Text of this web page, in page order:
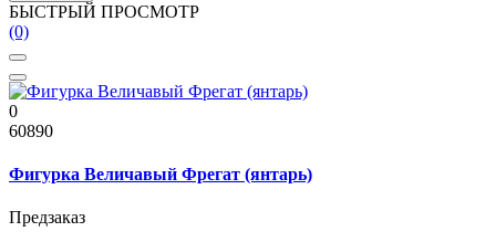
БЫСТРЫЙ ПРОСМОТР
(0)
0
60890
Фигурка Величавый Фрегат (янтарь)
Предзаказ